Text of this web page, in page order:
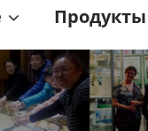
Продукты